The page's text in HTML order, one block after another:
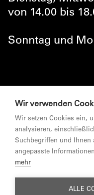
von 14.00 bis
Sonntag und
ZUR
Wir verwenden
Wir setzen Cookies ein,
analysieren,
Suchbegriffen und Ihnen
angepasste
mehr
ALLE